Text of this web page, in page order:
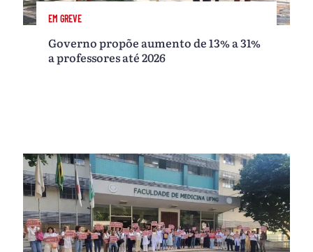
EM GREVE
Governo propõe aumento de 13% a 31%
a professores até 2026